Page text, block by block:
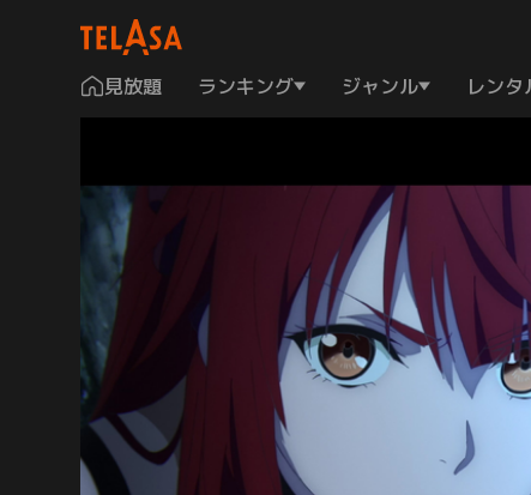
見放題 ランキング ジャンル レンタ